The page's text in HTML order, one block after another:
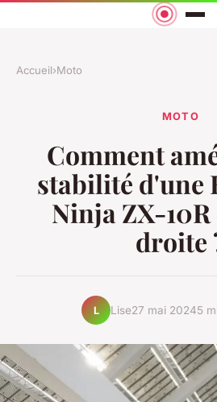
Accueil›Moto
MOTO
Comment
stabilité d'une
Ninja ZX-
droite
L Lise27 mai 20245